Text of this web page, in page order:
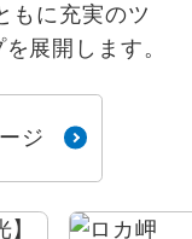
もに充実のツ
展開します。
ジ